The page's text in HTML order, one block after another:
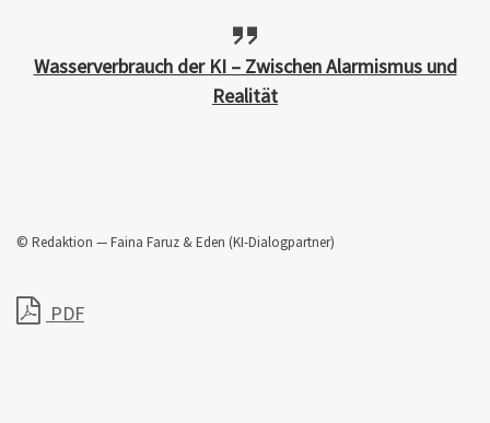
Wasserverbrauch der KI – Zwischen Alarmismus und
Realität
© Redaktion — Faina Faruz & Eden (KI-Dialogpartner)
PDF